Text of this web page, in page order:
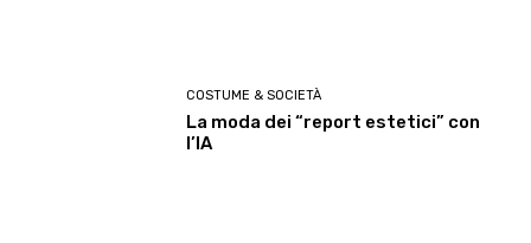
COSTUME & SOCIETÀ
La moda dei “report estetici” con
l’IA